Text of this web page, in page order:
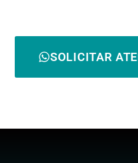
SOLICITAR